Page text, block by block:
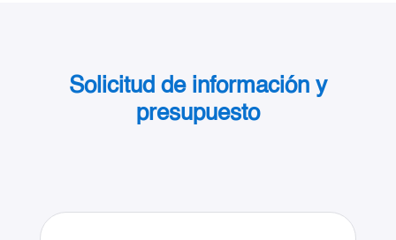
Solicitud de información y
presupuesto